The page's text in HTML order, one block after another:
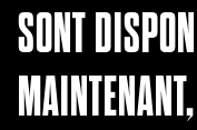
SONT